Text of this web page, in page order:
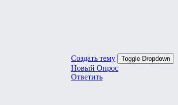
Создать тему Toggle Dropdown
Новый Опрос
Ответить